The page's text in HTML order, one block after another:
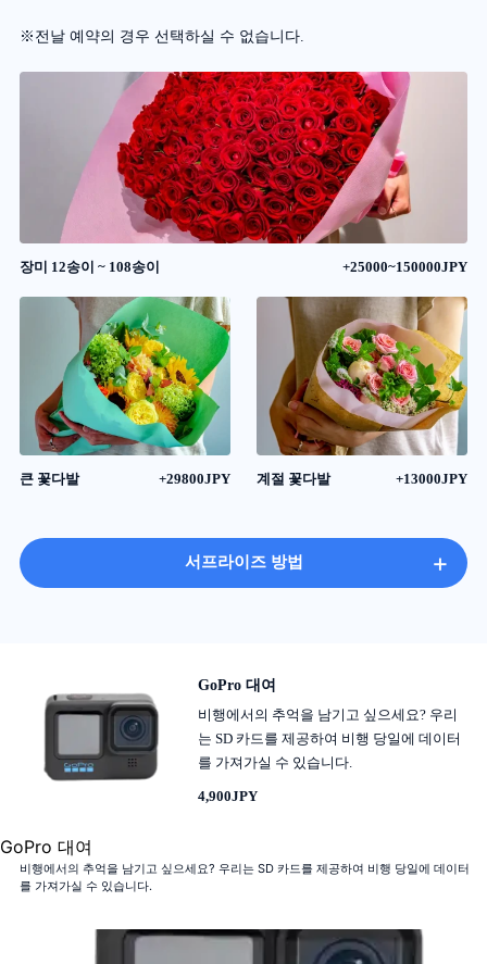
※전날 예약의 경우 선택하실 수 없습니다.
장미 12송이 ~ 108송이 +25000~150000JPY
큰 꽃다발 +29800JPY 계절 꽃다발 +13000JPY
서프라이즈 방법 +
GoPro 대여
비행에서의 추억을 남기고 싶으세요? 우리
는 SD 카드를 제공하여 비행 당일에 데이터
를 가져가실 수 있습니다.
4,900JPY
GoPro 대여
비행에서의 추억을 남기고 싶으세요? 우리는 SD 카드를 제공하여 비행 당일에 데이터
를 가져가실 수 있습니다.